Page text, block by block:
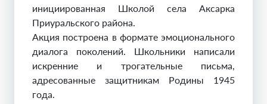
инициированная Школой села Аксарка
Приуральского района.
Акция построена в формате эмоционального
диалога поколений. Школьники написали
искренние и трогательные письма,
адресованные защитникам Родины 1945
года.